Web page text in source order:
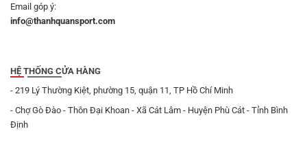
Email góp ý:
info@thanhquansport.com
HỆ THỐNG CỬA HÀNG
- 219 Lý Thường Kiệt, phường 15, quận 11, TP Hồ Chí Minh
- Chợ Gò Đào - Thôn Đại Khoan - Xã Cát Lâm - Huyện Phù Cát - Tỉnh Bình
Định